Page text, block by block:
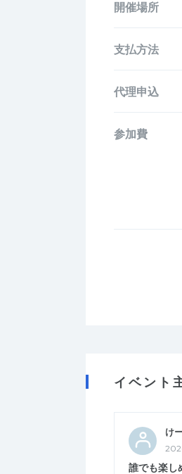
開催場所
支払方法
代理申込
参加費
イベント
け
誰でも楽し